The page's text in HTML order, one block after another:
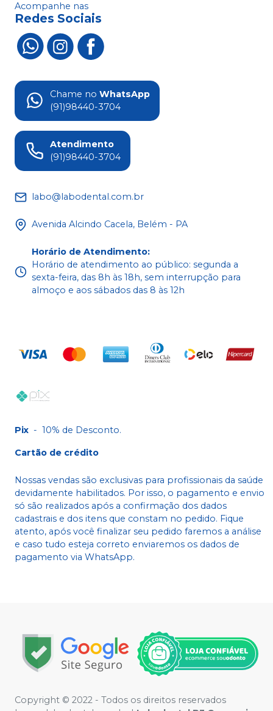
Acompanhe nas
Redes Sociais
Chame no WhatsApp
(91)98440-3704
Atendimento
(91)98440-3704
labo@labodental.com.br
Avenida Alcindo Cacela, Belém - PA
Horário de Atendimento:
Horário de atendimento ao público: segunda a
sexta-feira, das 8h às 18h, sem interrupção para
almoço e aos sábados das 8 às 12h
Pix - 10% de Desconto.
Cartão de crédito
Nossas vendas são exclusivas para profissionais da saúde
devidamente habilitados. Por isso, o pagamento e envio
só são realizados após a confirmação dos dados
cadastrais e dos itens que constam no pedido. Fique
atento, após você finalizar seu pedido faremos a análise
e caso tudo esteja correto enviaremos os dados de
pagamento via WhatsApp.
Copyright © 2022 - Todos os direitos reservados